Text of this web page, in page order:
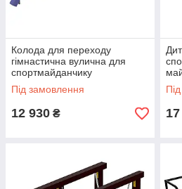
Колода для переходу
гімнастична вулична для
спортмайданчику
Під замовлення
12 930 ₴